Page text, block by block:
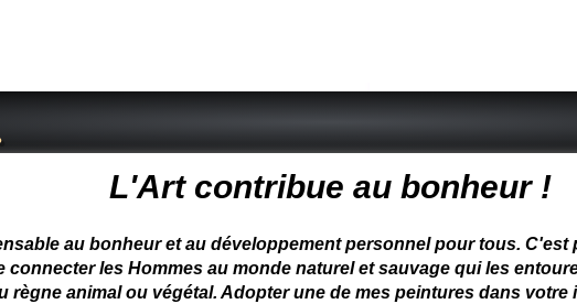
L'Art contribue au bonheur !
au bonheur et au développement personnel pour tous.
les Hommes au monde naturel et sauvage qui les
règne animal ou végétal. Adopter une de mes peintures dans